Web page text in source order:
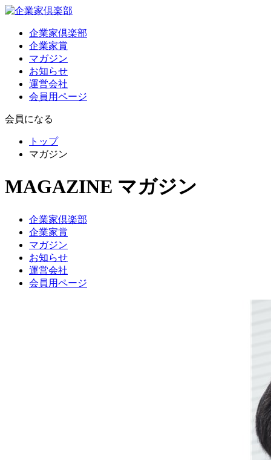
企業家倶楽部
企業家賞
マガジン
お知らせ
運営会社
会員用ページ
会員になる
トップ
マガジン
MAGAZINE マガジン
企業家倶楽部
企業家賞
マガジン
お知らせ
運営会社
会員用ページ